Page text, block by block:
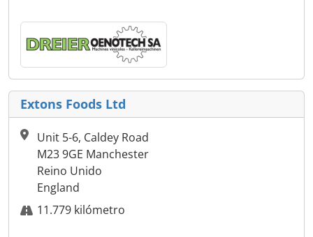
Extons Foods Ltd
Unit 5-6, Caldey Road
M23 9GE Manchester
Reino Unido
England
11.779 kilómetro